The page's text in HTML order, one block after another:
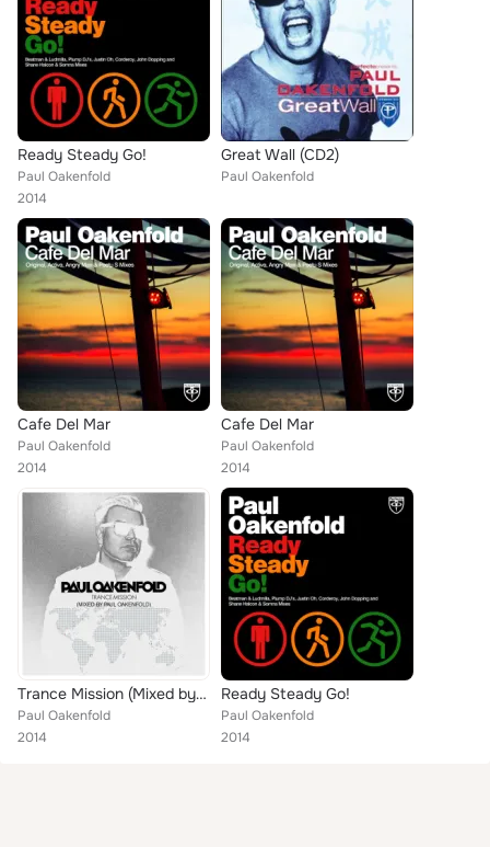
Ready Steady Go!
Paul Oakenfold
2014
Great Wall (CD2)
Paul Oakenfold
Cafe Del Mar
Paul Oakenfold
2014
Cafe Del Mar
Paul Oakenfold
2014
Trance Mission (Mixed by Paul Oakenfold)
Paul Oakenfold
2014
Ready Steady Go!
Paul Oakenfold
2014